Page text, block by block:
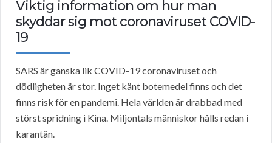
Viktig information om hur man
skyddar sig mot coronaviruset COVID-
19
SARS är ganska lik COVID-19 coronaviruset och
dödligheten är stor. Inget känt botemedel finns och det
finns risk för en pandemi. Hela världen är drabbad med
störst spridning i Kina. Miljontals människor hålls redan i
karantän.